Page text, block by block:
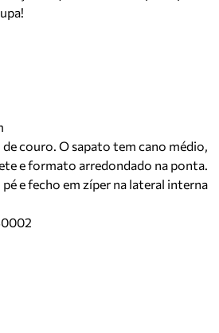
couro. O sapato tem cano médio,
e formato arredondado na ponta.
e fecho em zíper na lateral interna